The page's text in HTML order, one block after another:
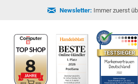
Newsletter: Immer zuerst